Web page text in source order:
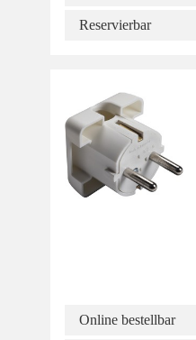
Reservierbar
Online bestellbar